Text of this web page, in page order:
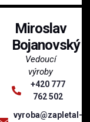
Miroslav
Bojanovský
Vedoucí
výroby
+420 777
762 502
vyroba@zapletal-